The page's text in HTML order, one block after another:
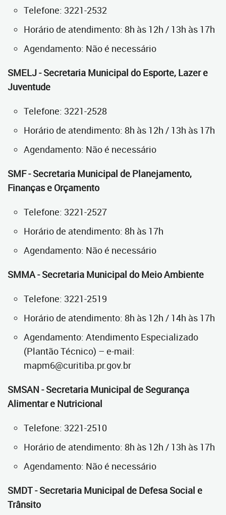
Telefone: 3221-2532
Horário de atendimento: 8h às 12h / 13h às 17h
Agendamento: Não é necessário
SMELJ - Secretaria Municipal do Esporte, Lazer e
Juventude
Telefone: 3221-2528
Horário de atendimento: 8h às 12h / 13h às 17h
Agendamento: Não é necessário
SMF - Secretaria Municipal de Planejamento,
Finanças e Orçamento
Telefone: 3221-2527
Horário de atendimento: 8h às 17h
Agendamento: Não é necessário
SMMA - Secretaria Municipal do Meio Ambiente
Telefone: 3221-2519
Horário de atendimento: 8h às 12h / 14h às 17h
Agendamento: Atendimento Especializado
(Plantão Técnico) – e-mail:
mapm6@curitiba.pr.gov.br
SMSAN - Secretaria Municipal de Segurança
Alimentar e Nutricional
Telefone: 3221-2510
Horário de atendimento: 8h às 12h / 13h às 17h
Agendamento: Não é necessário
SMDT - Secretaria Municipal de Defesa Social e
Trânsito